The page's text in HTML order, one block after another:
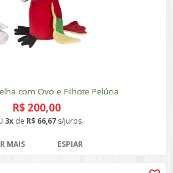
com Ovo e Filhote Pelúcia
R$ 200,00
3x de R$ 66,67 s/juros
MAIS ESPIAR